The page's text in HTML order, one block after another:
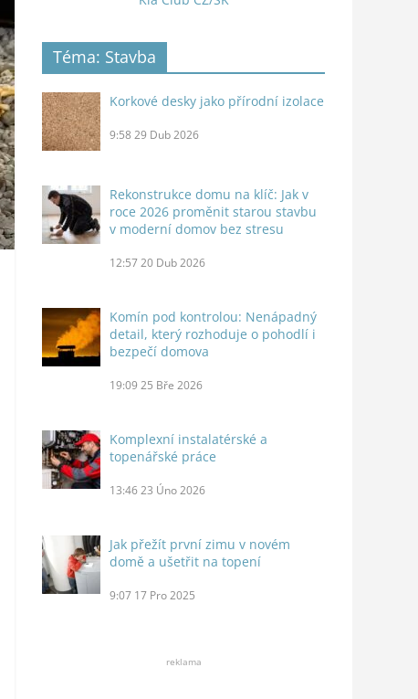
Téma: Stavba
Korkové desky jako přírodní izolace
9:58 29 Dub 2026
Rekonstrukce domu na klíč: Jak v
roce 2026 proměnit starou stavbu
v moderní domov bez stresu
12:57 20 Dub 2026
Komín pod kontrolou: Nenápadný
detail, který rozhoduje o pohodlí i
bezpečí domova
19:09 25 Bře 2026
Komplexní instalatérské a
topenářské práce
13:46 23 Úno 2026
Jak přežít první zimu v novém
domě a ušetřit na topení
9:07 17 Pro 2025
reklama